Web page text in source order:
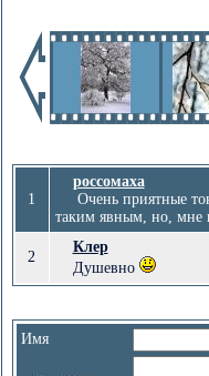
1
россомаха
Очень приятные
таким явным, но, мне
2
Клер
Душевно
Имя